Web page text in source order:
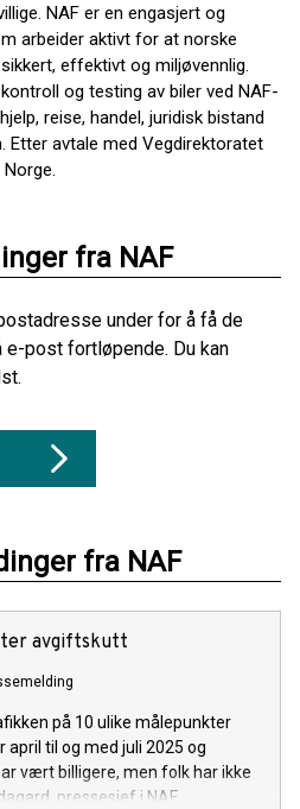
NAF er en engasjert og
arbeider aktivt for at norske
effektivt og miljøvennlig.
og testing av biler ved NAF-
reise, handel, juridisk bistand
Etter avtale med Vegdirektoratet
fra NAF
under for å få de
post fortløpende. Du kan
fra NAF
avgiftskutt
på 10 ulike målepunkter
til og med juli 2025 og
vært billigere, men folk har ikke
pressesjef i NAF.